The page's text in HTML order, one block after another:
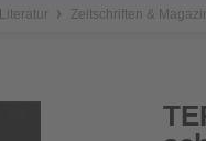
Literatur Zeitschriften &